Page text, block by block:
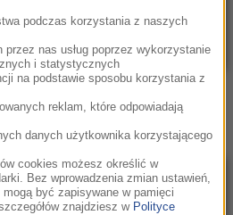
podczas korzystania z naszych
przez nas usług poprzez wykorzystanie
i statystycznych
na podstawie sposobu korzystania z
reklam, które odpowiadają
danych użytkownika korzystającego
cookies możesz określić w
Bez wprowadzenia zmian ustawień,
być zapisywane w pamięci
znajdziesz w Polityce